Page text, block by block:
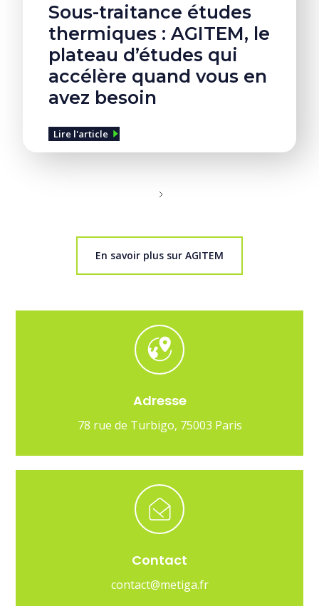
Sous-traitance études
thermiques : AGITEM, le
plateau d’études qui
accélère quand vous en
avez besoin
Lire l'article
En savoir plus sur AGITEM
Adresse
78 rue de Turbigo, 75003 Paris
Contact
contact@metiga.fr